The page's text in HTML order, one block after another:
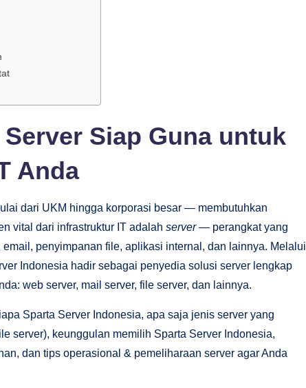
Siap Guna untuk
Anda
dari UKM hingga korporasi besar — membutuhkan
vital dari infrastruktur IT adalah server— perangkat yang
penyimpanan file, aplikasi internal, dan lainnya. Melalui
Indonesia hadir sebagai penyedia solusi server lengkap
web server, mail server, file server, dan lainnya.
Sparta Server Indonesia, apa saja jenis server yang
server), keunggulan memilih Sparta Server Indonesia,
dan tips operasional & pemeliharaan server agar Anda